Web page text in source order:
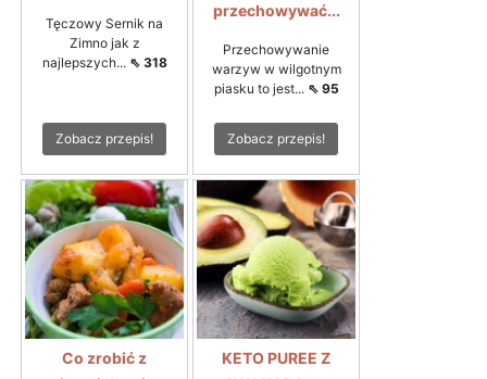
Tęczowy Sernik na
Zimno jak z
najlepszych... ⇖ 318
Zobacz przepis!
przechowywać...
Przechowywanie
warzyw w wilgotnym
piasku to jest... ⇖ 95
Zobacz przepis!
Co zrobić z
KETO PUREE Z